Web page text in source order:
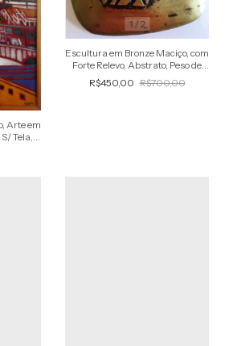
Arte em
Tela,
1 /2
Escultura em Bronze Maciço, com
Forte Relevo, Abstrato, Peso de
Papel
R$450,00 R$700,00